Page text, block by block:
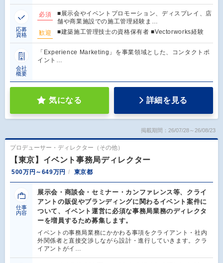
応募
資格
必須
■展示会やイベントプロモーション、ディスプレイ、店
舗や商業施設での施工管理経験ま…
歓迎
■建築施工管理技士の資格保有者 ■Vectorworks経験
会社
概要
「Experience Marketing」を事業領域とした、コンタクトポ
イント…
気になる 詳細を見る
掲載期間：26/07/28～26/08/23
プロデューサー・ディレクター（その他）
【東京】イベント事務局ディレクター
500万円～649万円 東京都
仕事
内容
展示会・商談会・セミナー・カンファレンス等、クライ
アントの販促やブランディングに関わるイベント案件に
ついて、イベント運営に必須な事務局業務のディレクタ
ーを増員するため募集します。
イベントの事務局業務にかかわる事項をクライアント・社内
外関係者と直接交渉しながら設計・進行していきます。クラ
イアントがイ…